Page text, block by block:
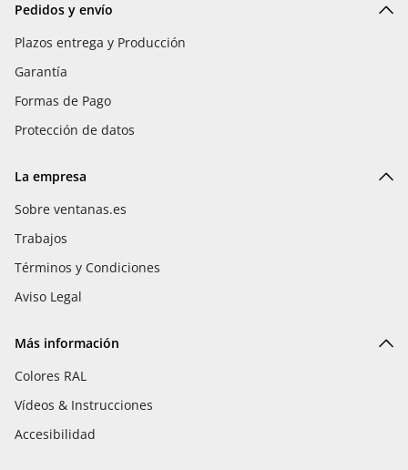
Pedidos y envío
Plazos entrega y Producción
Garantía
Formas de Pago
Protección de datos
La empresa
Sobre ventanas.es
Trabajos
Términos y Condiciones
Aviso Legal
Más información
Colores RAL
Vídeos & Instrucciones
Accesibilidad